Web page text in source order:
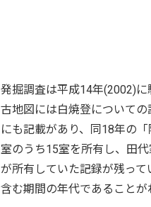
発掘調査は平成14年(2002)
古地図には白焼登について
にも記載があり、同18年の
室のうち15室を所有し、田
が所有していた記録が残っ
含む期間の年代であることが